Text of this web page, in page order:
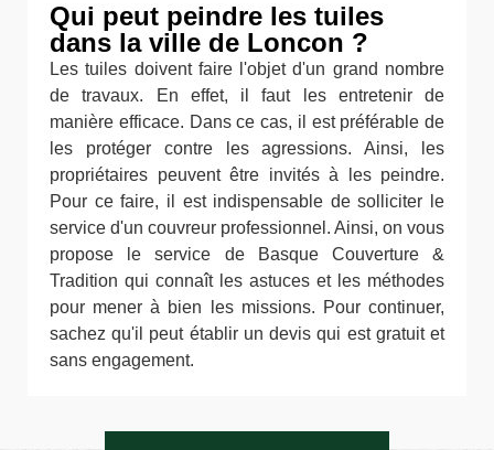
Qui peut peindre les tuiles
dans la ville de Loncon ?
Les tuiles doivent faire l'objet d'un grand nombre
de travaux. En effet, il faut les entretenir de
manière efficace. Dans ce cas, il est préférable de
les protéger contre les agressions. Ainsi, les
propriétaires peuvent être invités à les peindre.
Pour ce faire, il est indispensable de solliciter le
service d'un couvreur professionnel. Ainsi, on vous
propose le service de Basque Couverture &
Tradition qui connaît les astuces et les méthodes
pour mener à bien les missions. Pour continuer,
sachez qu'il peut établir un devis qui est gratuit et
sans engagement.